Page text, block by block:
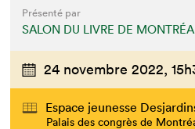
Présenté par
SALON DU LIVRE DE
24 novembre 2022,
Espace jeunesse
Palais des congrès de